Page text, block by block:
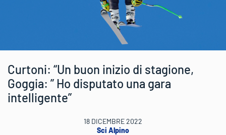
Curtoni: “Un buon inizio di stagione,
Goggia: ” Ho disputato una gara
intelligente”
18 DICEMBRE 2022
Sci Alpino